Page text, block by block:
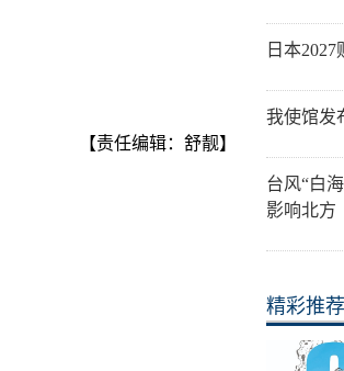
【责任编辑：舒靓】
日本
我使馆发
台风“白
影响北方
精彩推荐